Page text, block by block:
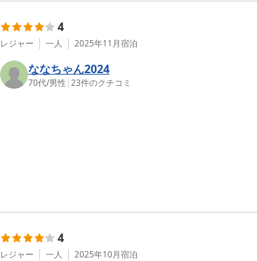
4
レジャー 一人 2025年11月宿泊
ななちゃん2024
70代/男性 |23件のクチコミ
4
レジャー 一人 2025年10月宿泊